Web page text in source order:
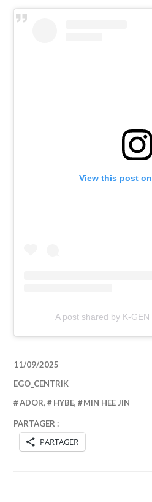
View this post
A post shared by K-
11/09/2025
EGO_CENTRIK
ADOR, HYBE, MIN HEE JIN
PARTAGER :
PARTAGER